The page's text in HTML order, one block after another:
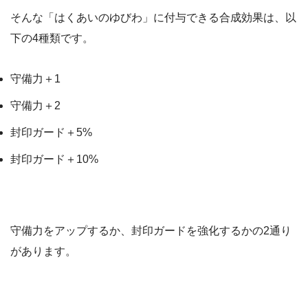
そんな「はくあいのゆびわ」に付与できる合成効果は、以
下の4種類です。
守備力＋1
守備力＋2
封印ガード＋5%
封印ガード＋10%
守備力をアップするか、封印ガードを強化するかの2通り
があります。